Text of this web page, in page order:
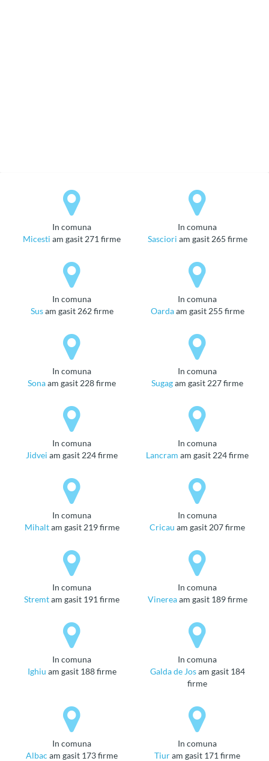
in comuna
Micesti am gasit 271 firme
in comuna
Sasciori am gasit 265 firme
in comuna
Susam gasit 262 firme
in comuna
Oardaam gasit 255 firme
in comuna
Sonaam gasit 228 firme
in comuna
Sugagam gasit 227 firme
in comuna
Jidvei am gasit 224 firme
in comuna
Lancram am gasit 224 firme
in comuna
Mihaltam gasit 219 firme
in comuna
Cricau am gasit 207 firme
in comuna
Stremtam gasit 191 firme
in comuna
Vinereaam gasit 189 firme
in comuna
Ighiu am gasit 188 firme
in comuna
Galda de Josam gasit 184
firme
in comuna
Albac am gasit 173 firme
in comuna
Tiuram gasit 171 firme